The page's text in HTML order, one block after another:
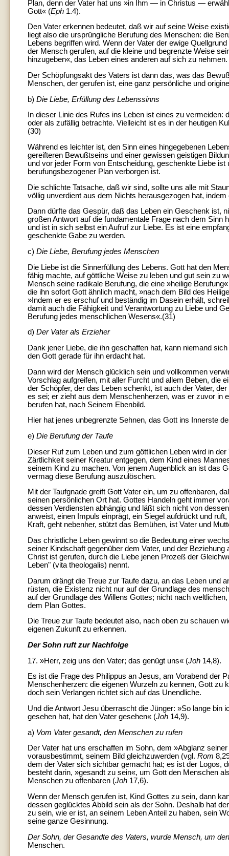
Plan, denn der Vater hat uns »in Ihm — in Christus —
Gott« (Eph 1.4).
Den Vater erkennen bedeutet, daß wir auf seine Weise
liegt also die ursprüngliche Berufung des Menschen: die
Lebens begriffen wird. Wenn der Vater der ewige
der Mensch gerufen, auf die kleine und begrenzte Weise
hinzugeben«, das Leben eines anderen auf sich zu nehmen.
Der Schöpfungsakt des Vaters ist dann das, was das
Menschen, der gerufen ist, eine ganz persönliche und
b) Die Liebe, Erfüllung des Lebenssinns
In dieser Linie des Rufes ins Leben ist eines zu
oder als zufällig betrachte. Vielleicht ist es in der heutigen
(30)
Während es leichter ist, den Sinn eines hingegebenen
gereifteren Bewußtseins und einer gewissen geistigen
und vor jeder Form von Entscheidung, geschenkte Liebe
berufungsbezogener Plan verborgen ist.
Die schlichte Tatsache, daß wir sind, sollte uns alle mit
völlig unverdient aus dem Nichts herausgezogen hat,
Dann dürfte das Gespür, daß das Leben ein Geschenk ist,
großen Antwort auf die fundamentale Frage nach dem
und ist in sich selbst ein Aufruf zur Liebe. Es ist eine
geschenkte Gabe zu werden.
c) Die Liebe, Berufung jedes Menschen
Die Liebe ist die Sinnerfüllung des Lebens. Gott hat den
fähig machte, auf göttliche Weise zu leben und gut sein zu
Mensch seine radikale Berufung, die eine »heilige
die ihn sofort Gott ähnlich macht, »nach dem Bild des
»Indem er es erschuf und beständig im Dasein erhält,
damit auch die Fähigkeit und Verantwortung zu Liebe und
Berufung jedes menschlichen Wesens«.(31)
d) Der Vater als Erzieher
Dank jener Liebe, die ihn geschaffen hat, kann niemand
den Gott gerade für ihn erdacht hat.
Dann wird der Mensch glücklich sein und vollkommen
Vorschlag aufgreifen, mit aller Furcht und allem Beben, die
der Schöpfer, der das Leben schenkt, ist auch der Vater,
es sei; er zieht aus dem Menschenherzen, was er zuvor in
berufen hat, nach Seinem Ebenbild.
Hier hat jenes unbegrenzte Sehnen, das Gott ins Innerste
e) Die Berufung der Taufe
Dieser Ruf zum Leben und zum göttlichen Leben wird in
Zärtlichkeit seiner Kreatur entgegen, dem Kind eines
seinem Kind zu machen. Von jenem Augenblick an ist das
vermag diese Berufung auszulöschen.
Mit der Taufgnade greift Gott Vater ein, um zu offenbaren,
seinen persönlichen Ort hat. Gottes Handeln geht immer
dessen Verdiensten abhängig und läßt sich nicht von
anweist, einen Impuls einprägt, ein Siegel aufdrückt und
Kraft, geht nebenher, stützt das Bemühen, ist Vater und
Das christliche Leben gewinnt so die Bedeutung einer
seiner Kindschaft gegenüber dem Vater, und der
Christ ist gerufen, durch die Liebe jenen Prozeß der
Leben" (vita theologalis) nennt.
Darum drängt die Treue zur Taufe dazu, an das Leben
rüsten, die Existenz nicht nur auf der Grundlage des
auf der Grundlage des Willens Gottes; nicht nach
dem Plan Gottes.
Die Treue zur Taufe bedeutet also, nach oben zu schauen
eigenen Zukunft zu erkennen.
Der Sohn ruft zur Nachfolge
17. »Herr, zeig uns den Vater; das genügt uns« (Joh 14,8).
Es ist die Frage des Philippus an Jesus, am Vorabend der
Menschenherzen: die eigenen Wurzeln zu kennen, Gott
doch sein Verlangen richtet sich auf das Unendliche.
Und die Antwort Jesu überrascht die Jünger: »So lange
gesehen hat, hat den Vater gesehen« (Joh 14,9).
a) Vom Vater gesandt, den Menschen zu rufen
Der Vater hat uns erschaffen im Sohn, dem »Abglanz
vorausbestimmt, seinem Bild gleichzuwerden (vgl. Rom
dem der Vater sich sichtbar gemacht hat; es ist der Logos,
besteht darin, »gesandt zu sein«, um Gott den Menschen
Menschen zu offenbaren (Joh 17,6).
Wenn der Mensch gerufen ist, Kind Gottes zu sein, dann
dessen geglücktes Abbild sein als der Sohn. Deshalb hat
zu sein, wie er ist, an seinem Leben Anteil zu haben, sein
seine ganze Gesinnung.
Der Sohn, der Gesandte des Vaters, wurde Mensch, um
Menschen.